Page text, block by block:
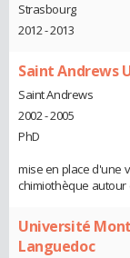
Strasbourg
2012 - 2013
Saint Andrews
Saint Andrews
2002 - 2005
PhD
mise en place d'une
chimiothèque
Université
Languedoc